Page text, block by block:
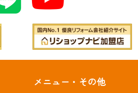
メニュー・その他